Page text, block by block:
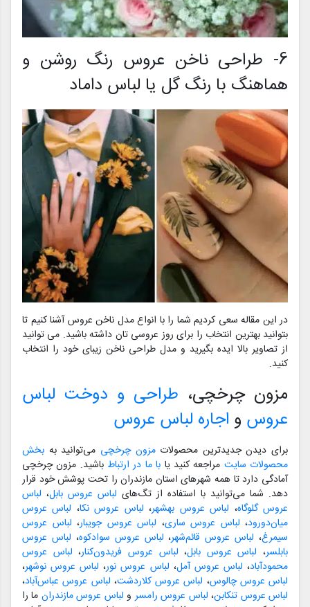
6- طراحی ناخن عروس رنگ روشن و
هماهنگ با رنگ گل یا لباس داماد
در این مقاله سعی کردیم شما را با انواع مدل ناخن عروس آشنا کنیم تا
بتوانید بهترین انتخاب را برای روز عروسی تان داشته باشید. می توانید
از تصاویر بالا ایده بگیرید و مدل طراحی ناخن زیبای خود را انتخاب
کنید.
مزون چرخچی، طراحی و دوخت لباس
عروس و اجاره لباس عروس
برای دیدن جدیدترین محصولاتمزون چرخچی می‌توانید به بخش
محصولات سایت مراجعه کنید یا با ما در ارتباط باشید. مزون چرخچی
آمادگی دارد تا همه شهرهای استان مازندران را تحت پوشش خود قرار
دهد. شما می‌توانید با استفاده از تگ‌های لباس عروس بابل، لباس
عروس گلوگاه، لباس عروس بهشهر، لباس عروس نکا، لباس عروس
میان‌دورود، لباس عروس ساری، لباس عروس جویبار، لباس عروس
سیمرغ، لباس عروس قائم‌شهر، لباس عروس سوادکوه، لباس عروس
بابلسر، لباس عروس بابل، لباس عروس فریدون‌کنار، لباس عروس
محمودآباد، لباس عروس آمل، لباس عروس نور، لباس عروس نوشهر،
لباس عروس چالوس، لباس عروس کلاردشت، لباس عروس عباس‌آباد،
لباس عروس تنکابن، لباس عروس رامسرو لباس عروس مازندران ما را